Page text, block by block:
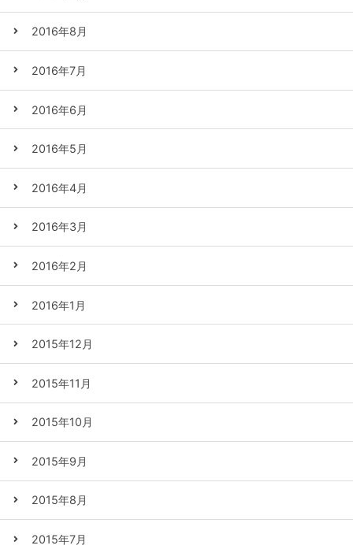
2016年8月
2016年7月
2016年6月
2016年5月
2016年4月
2016年3月
2016年2月
2016年1月
2015年12月
2015年11月
2015年10月
2015年9月
2015年8月
2015年7月